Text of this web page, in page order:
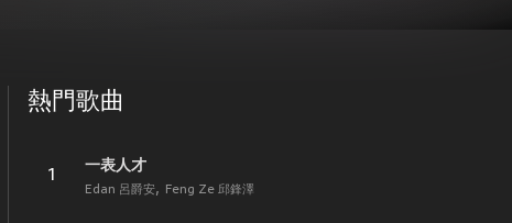
熱門歌曲
1
一表人才
Edan 呂爵安 Feng Ze 邱鋒澤